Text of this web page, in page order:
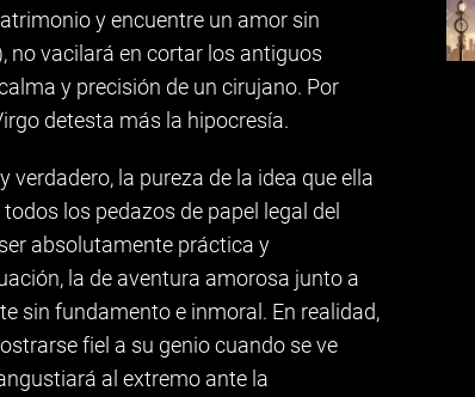
y encuentre un amor sin
no vacilará en cortar los antiguos
y precisión de un cirujano. Por
detesta más la hipocresía.
la pureza de la idea que ella
los pedazos de papel legal del
absolutamente práctica y
la de aventura amorosa junto a
sin fundamento e inmoral. En realidad,
fiel a su genio cuando se ve
al extremo ante la